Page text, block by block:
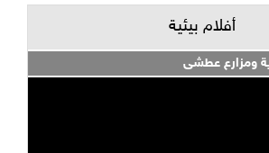
أفلام بيئية
ومزارع عطشى